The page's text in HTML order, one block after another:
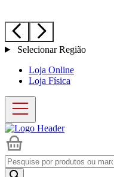
Selecionar Região
Loja Online
Loja Física